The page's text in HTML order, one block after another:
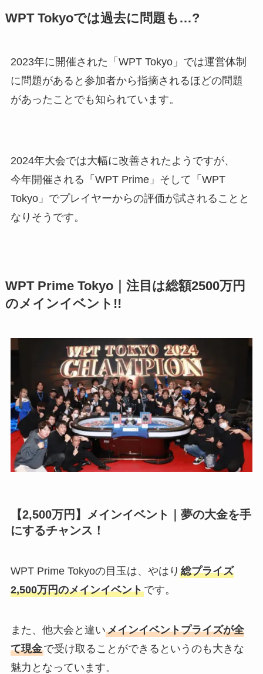
WPT Tokyoでは過去に問題も…?
2023年に開催された「WPT Tokyo」では運営体制
に問題があると参加者から指摘されるほどの問題
があったことでも知られています。
2024年大会では大幅に改善されたようですが、
今年開催される「WPT Prime」そして「WPT
Tokyo」でプレイヤーからの評価が試されることと
なりそうです。
WPT Prime Tokyo｜注目は総額2500万円
のメインイベント!!
【2,500万円】メインイベント｜夢の大金を手
にするチャンス！
WPT Prime Tokyoの目玉は、やはり 総プライズ
2,500万円のメインイベントです。
また、他大会と違いメインイベントプライズが全
て現金で受け取ることができるというのも大きな
魅力となっています。